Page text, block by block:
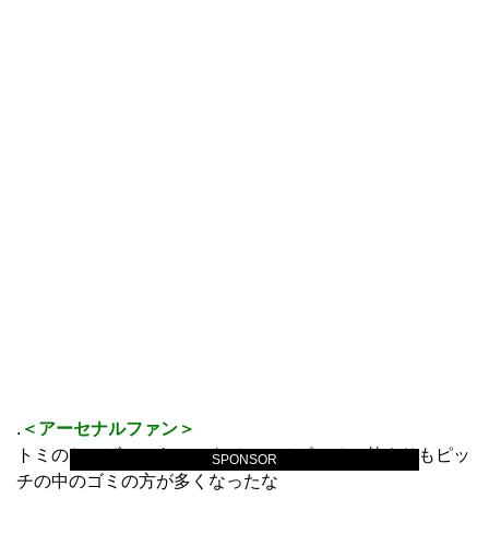
SPONSOR
. ＜アーセナルファン＞
トミのおかげで、あのスタジアムはピッチの外よりもピッ
チの中のゴミの方が多くなったな